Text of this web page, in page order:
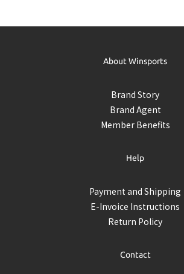
About Winsports
Brand Story
Brand Agent
Member Benefits
Help
Payment and Shipping
E-Invoice Instructions
Return Policy
Contact